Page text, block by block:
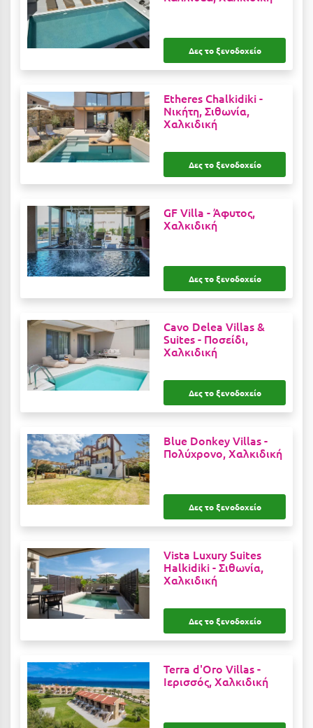
Κάρπαθος
Κάσος
Κασσάνδρα
Καστοριά
Κατερίνη
Κέα - Τζιά
Κερατέα
Κέρκυρα
Κεφαλονιά
Κοζάνη
Κοκκώνι Κορινθίας
Κομοτηνή
Κορώνη
Κουρούτα Ηλείας
Κουφονήσια
Κρουαζιέρες
Κύθηρα
Κυλλήνη
Κύμη Ευβοίας
Κυπαρισσία
Κύπρος
Κως
Δες το ξενοδοχείο
Etheres Chalkidiki -
Νικήτη, Σιθωνία,
Χαλκιδική
Δες το ξενοδοχείο
GF Villa -Άφυτος,
Χαλκιδική
Δες το ξενοδοχείο
Cavo Delea Villas &
Suites - Ποσείδι,
Χαλκιδική
Δες το ξενοδοχείο
Blue Donkey Villas -
Πολύχρονο, Χαλκιδική
Δες το ξενοδοχείο
Vista Luxury Suites
Halkidiki -Σιθωνία,
Χαλκιδική
Δες το ξενοδοχείο
Terra d'Oro Villas -
Ιερισσός, Χαλκιδική